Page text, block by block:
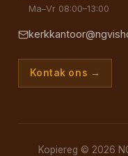
Ma–Vr 08:00–13:00
Kontak ons →
Kopiereg © 2026